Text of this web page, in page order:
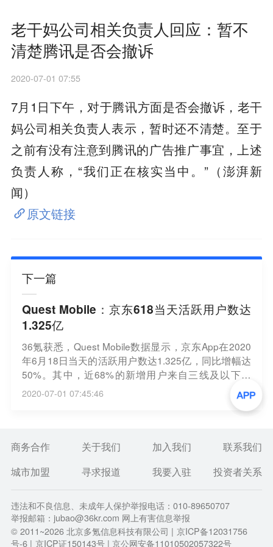
老干妈公司相关负责人回应：暂不
清楚腾讯是否会撤诉
2020-07-01 07:55
7月1日下午，对于腾讯方面是否会撤诉，老干
妈公司相关负责人表示，暂时还不清楚。至于
之前有没有注意到腾讯的广告推广事宜，上述
负责人称，“我们正在核实当中。”（澎湃新
闻）
原文链接
下一篇
Quest Mobile：京东618当天活跃用户数达
1.325亿
36氪获悉，Quest Mobile数据显示，京东App在2020
年6月18日当天的活跃用户数达1.325亿，同比增幅达
50%。其中，近68%的新增用户来自三线及以下城
市，25岁以下的年轻群体占比达19%，40岁以上的成
熟群体占比达31%。新用户画像方面，女性消费者成
交额占比接近50%，18-35岁中青年消费者成交额占
2020-07-01 07:45:46
商务合作 关于我们 加入我们
联系我们
城市加盟
寻求报道 我要入驻 投资者关系
违法和不良信息、未成年人保护举报电话：010-89650707
举报邮箱：jubao@36kr.com 网上有害信息举报
© 2011~2026北京多氪信息科技有限公司 | 京ICP备12031756
号-6 | 京ICP证150143号 | 京公网安备11010502057322号